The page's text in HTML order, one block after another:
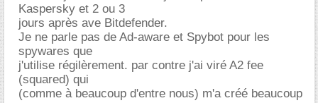
Kaspersky et 2 ou 3
jours après ave Bitdefender.
Je ne parle pas de Ad-aware et Spybot pour les
spywares que
j'utilise régilèrement. par contre j'ai viré A2 fee
(squared) qui
(comme à beaucoup d'entre nous) m'a créé beaucoup